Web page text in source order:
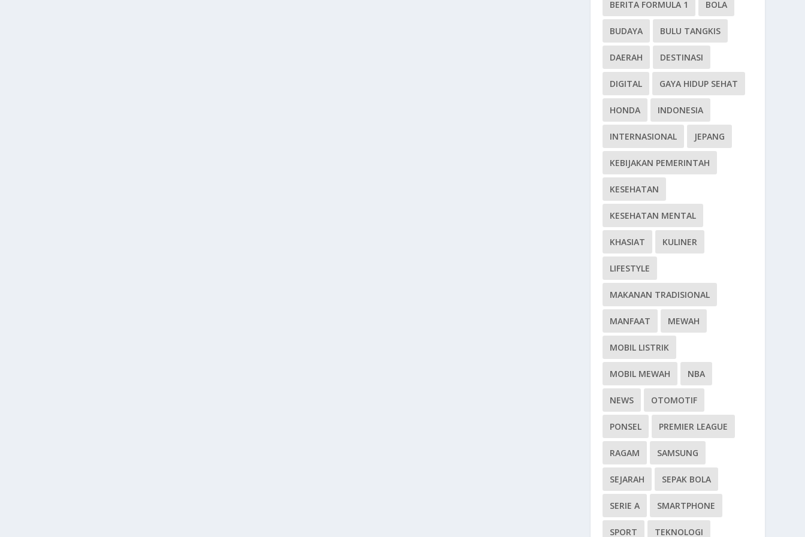
BERITA FORMULA 1 BOLA
BUDAYA BULU TANGKIS
DAERAH DESTINASI
DIGITAL GAYA HIDUP SEHAT
HONDA INDONESIA
INTERNASIONAL JEPANG
KEBIJAKAN PEMERINTAH
KESEHATAN
KESEHATAN MENTAL
KHASIAT KULINER
LIFESTYLE
MAKANAN TRADISIONAL
MANFAAT MEWAH
MOBIL LISTRIK
MOBIL MEWAH NBA
NEWS OTOMOTIF
PONSEL PREMIER LEAGUE
RAGAM SAMSUNG
SEJARAH SEPAK BOLA
SERIE A SMARTPHONE
SPORT TEKNOLOGI